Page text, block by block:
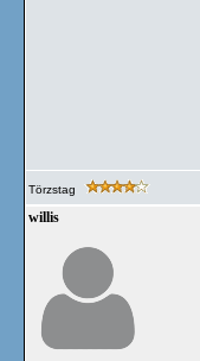
Törzstag
willis